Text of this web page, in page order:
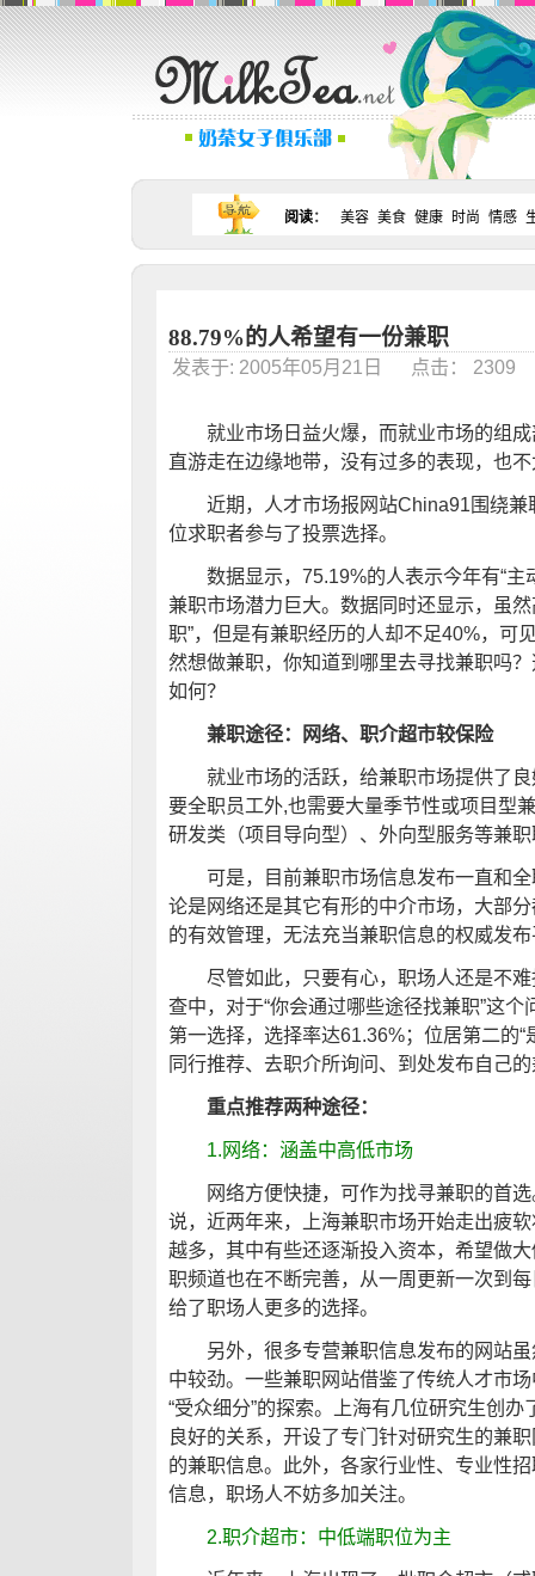
阅读： 美容 美食 健康 时尚 情感
88.79%的人希望有一份兼职
发表于: 2005年05月21日 点击： 2309
就业市场日益火爆，而就业市场的组
直游走在边缘地带，没有过多的表现，也
近期，人才市场报网站China91围绕兼
位求职者参与了投票选择。
数据显示，75.19%的人表示今年有“主
兼职市场潜力巨大。数据同时还显示，虽
职”，但是有兼职经历的人却不足40%，可
然想做兼职，你知道到哪里去寻找兼职吗
如何？
兼职途径：网络、职介超市较保险
就业市场的活跃，给兼职市场提供了良
要全职员工外,也需要大量季节性或项目型
研发类（项目导向型）、外向型服务等兼
可是，目前兼职市场信息发布一直和全
论是网络还是其它有形的中介市场，大部
的有效管理，无法充当兼职信息的权威发
尽管如此，只要有心，职场人还是不难
查中，对于“你会通过哪些途径找兼职”这个
第一选择，选择率达61.36%；位居第二的
同行推荐、去职介所询问、到处发布自己
重点推荐两种途径：
1.网络：涵盖中高低市场
网络方便快捷，可作为找寻兼职的首选
说，近两年来，上海兼职市场开始走出疲
越多，其中有些还逐渐投入资本，希望做
职频道也在不断完善，从一周更新一次到
给了职场人更多的选择。
另外，很多专营兼职信息发布的网站虽
中较劲。一些兼职网站借鉴了传统人才市
“受众细分”的探索。上海有几位研究生创办
良好的关系，开设了专门针对研究生的兼
的兼职信息。此外，各家行业性、专业性
信息，职场人不妨多加关注。
2.职介超市：中低端职位为主